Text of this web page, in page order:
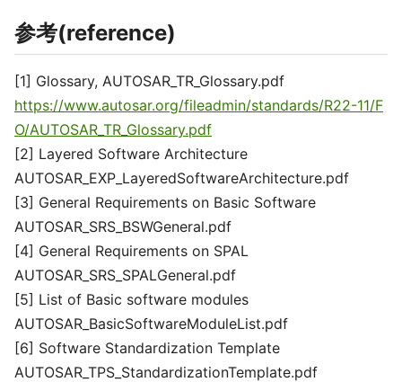
参考(reference)
[1] Glossary, AUTOSAR_TR_Glossary.pdf
https://www.autosar.org/fileadmin/standards/R22-11/F
O/AUTOSAR_TR_Glossary.pdf
[2] Layered Software Architecture
AUTOSAR_EXP_LayeredSoftwareArchitecture.pdf
[3] General Requirements on Basic Software
AUTOSAR_SRS_BSWGeneral.pdf
[4] General Requirements on SPAL
AUTOSAR_SRS_SPALGeneral.pdf
[5] List of Basic software modules
AUTOSAR_BasicSoftwareModuleList.pdf
[6] Software Standardization Template
AUTOSAR_TPS_StandardizationTemplate.pdf